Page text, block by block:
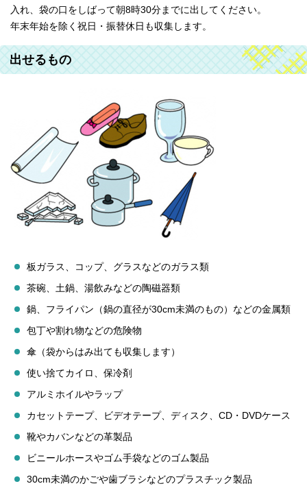
入れ、袋の口をしばって朝8時30分までに出してください。
年末年始を除く祝日・振替休日も収集します。
出せるもの
板ガラス、コップ、グラスなどのガラス類
茶碗、土鍋、湯飲みなどの陶磁器類
鍋、フライパン（鍋の直径が30cm未満のもの）などの金属類
包丁や割れ物などの危険物
傘（袋からはみ出ても収集します）
使い捨てカイロ、保冷剤
アルミホイルやラップ
カセットテープ、ビデオテープ、ディスク、CD・DVDケース
靴やカバンなどの革製品
ビニールホースやゴム手袋などのゴム製品
30cm未満のかごや歯ブラシなどのプラスチック製品